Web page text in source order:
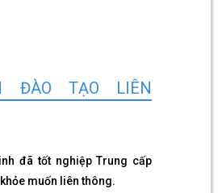
ĐÀO TẠO LIÊN
đã tốt nghiệp Trung cấp
muốn liên thông.